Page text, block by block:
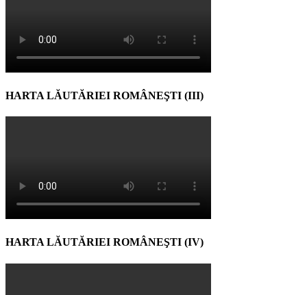
HARTA LĂUTĂRIEI ROMÂNEŞTI (III)
HARTA LĂUTĂRIEI ROMÂNEŞTI (IV)